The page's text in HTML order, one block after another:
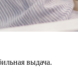
выдача.